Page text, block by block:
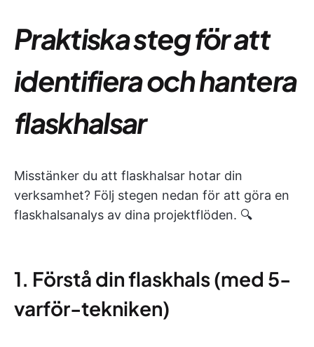
Praktiska steg för att
identifiera och hantera
flaskhalsar
Misstänker du att flaskhalsar hotar din
verksamhet? Följ stegen nedan för att göra en
flaskhalsanalys av dina projektflöden. 🔍
1. Förstå din flaskhals (med 5-
varför-tekniken)